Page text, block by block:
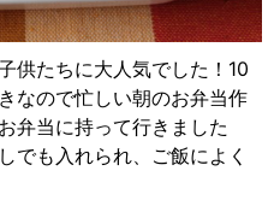
供たちに大人気でした！10
なので忙しい朝のお弁当作
弁当に持って行きました
でも入れられ、ご飯によく